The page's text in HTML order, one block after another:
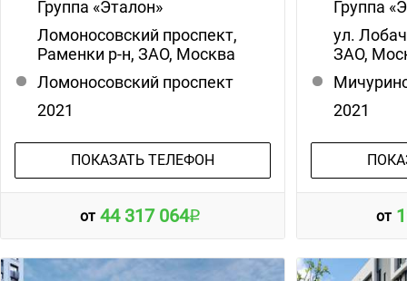
Группа «Эталон»
Ломоносовский проспект,
Раменки р-н, ЗАО, Москва
Ломоносовский проспект
2021
ПОКАЗАТЬ ТЕЛЕФОН
от 44 317 064
Группа
ул.
ЗАО,
2021
от